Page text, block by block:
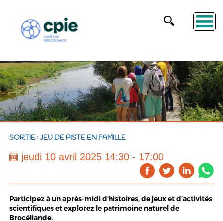
SORTIE : JEU DE PISTE EN FAMILLE
jeudi 10 avril 2025 14:30 - 17:00
Participez à un après-midi d’histoires, de jeux et d’activités
scientifiques et explorez le patrimoine naturel de
Brocéliande.